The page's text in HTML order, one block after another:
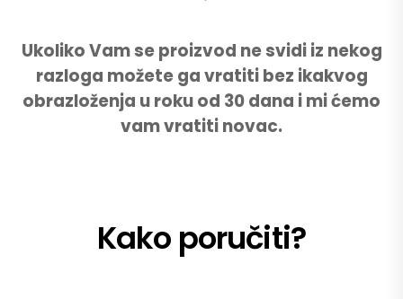
Ukoliko Vam se proizvod ne svidi iz nekog
razloga možete ga vratiti bez ikakvog
obrazloženja u roku od 30 dana i mi ćemo
vam vratiti novac.
Kako poručiti?